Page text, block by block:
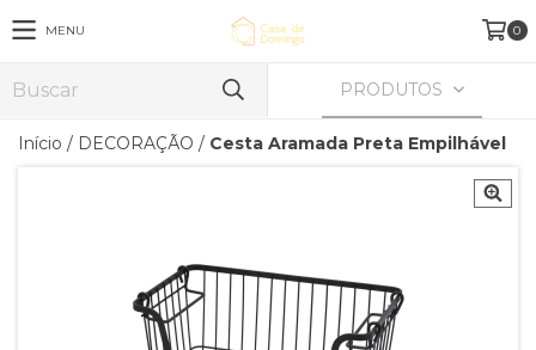
MENU 0
PRODUTOS
Início / DECORAÇÃO / Cesta Aramada Preta Empilhável